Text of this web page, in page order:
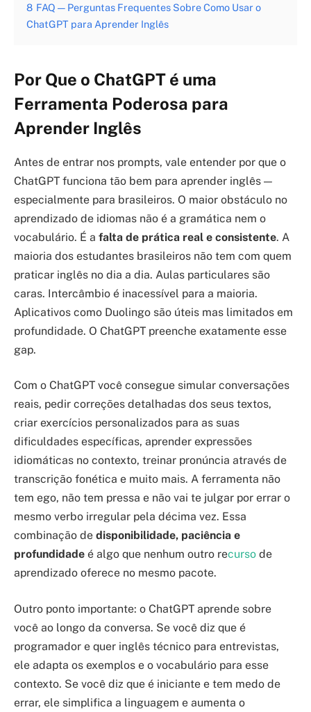
8 FAQ — Perguntas Frequentes Sobre Como Usar o
ChatGPT para Aprender Inglês
Por Que o ChatGPT é uma
Ferramenta Poderosa para
Aprender Inglês
Antes de entrar nos prompts, vale entender por que o
ChatGPT funciona tão bem para aprender inglês —
especialmente para brasileiros. O maior obstáculo no
aprendizado de idiomas não é a gramática nem o
vocabulário. É a falta de prática real e consistente. A
maioria dos estudantes brasileiros não tem com quem
praticar inglês no dia a dia. Aulas particulares são
caras. Intercâmbio é inacessível para a maioria.
Aplicativos como Duolingo são úteis mas limitados em
profundidade. O ChatGPT preenche exatamente esse
gap.
Com o ChatGPT você consegue simular conversações
reais, pedir correções detalhadas dos seus textos,
criar exercícios personalizados para as suas
dificuldades específicas, aprender expressões
idiomáticas no contexto, treinar pronúncia através de
transcrição fonética e muito mais. A ferramenta não
tem ego, não tem pressa e não vai te julgar por errar o
mesmo verbo irregular pela décima vez. Essa
combinação de disponibilidade, paciência e
profundidade é algo que nenhum outro recurso de
aprendizado oferece no mesmo pacote.
Outro ponto importante: o ChatGPT aprende sobre
você ao longo da conversa. Se você diz que é
programador e quer inglês técnico para entrevistas,
ele adapta os exemplos e o vocabulário para esse
contexto. Se você diz que é iniciante e tem medo de
errar, ele simplifica a linguagem e aumenta o